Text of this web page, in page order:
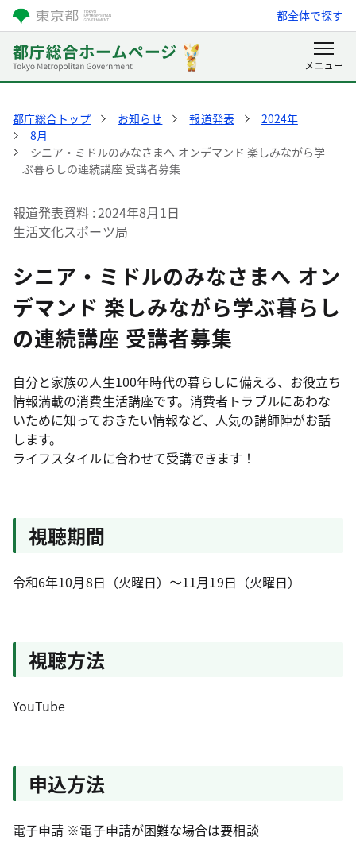
都全体で探す
都庁総合トップ お知らせ 報道発表
2024年
8月
シニア・ミドルのみなさまへ オンデマンド 楽しみながら学
ぶ暮らしの連続講座 受講者募集
報道発表資料 2024年8月1日
生活文化スポーツ局
シニア・ミドルのみなさまへ オン
デマンド 楽しみながら学ぶ暮らし
の連続講座 受講者募集
自分と家族の人生100年時代の暮らしに備える、お役立ち
情報満載の消費生活講座です。消費者トラブルにあわな
いために知っておきたい情報など、人気の講師陣がお話
します。
ライフスタイルに合わせて受講できます！
視聴期間
令和6年10月8日（火曜日）～11月19日（火曜日）
視聴方法
YouTube
申込方法
電子申請 ※電子申請が困難な場合は要相談